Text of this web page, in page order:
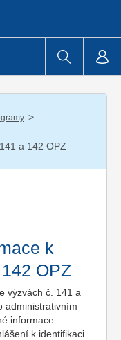
/
a 142 OPZ
k
OPZ
výzvách č. 141 a
administrativním
informace
k identifikaci